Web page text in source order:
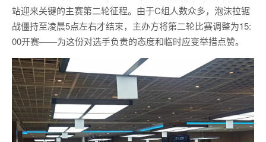
站迎来关键的主赛第二轮征程。由于C组人数众多，泡沫拉锯
战僵持至凌晨5点左右才结束，主办方将第二轮比赛调整为15:
00开赛——为这份对选手负责的态度和临时应变举措点赞。